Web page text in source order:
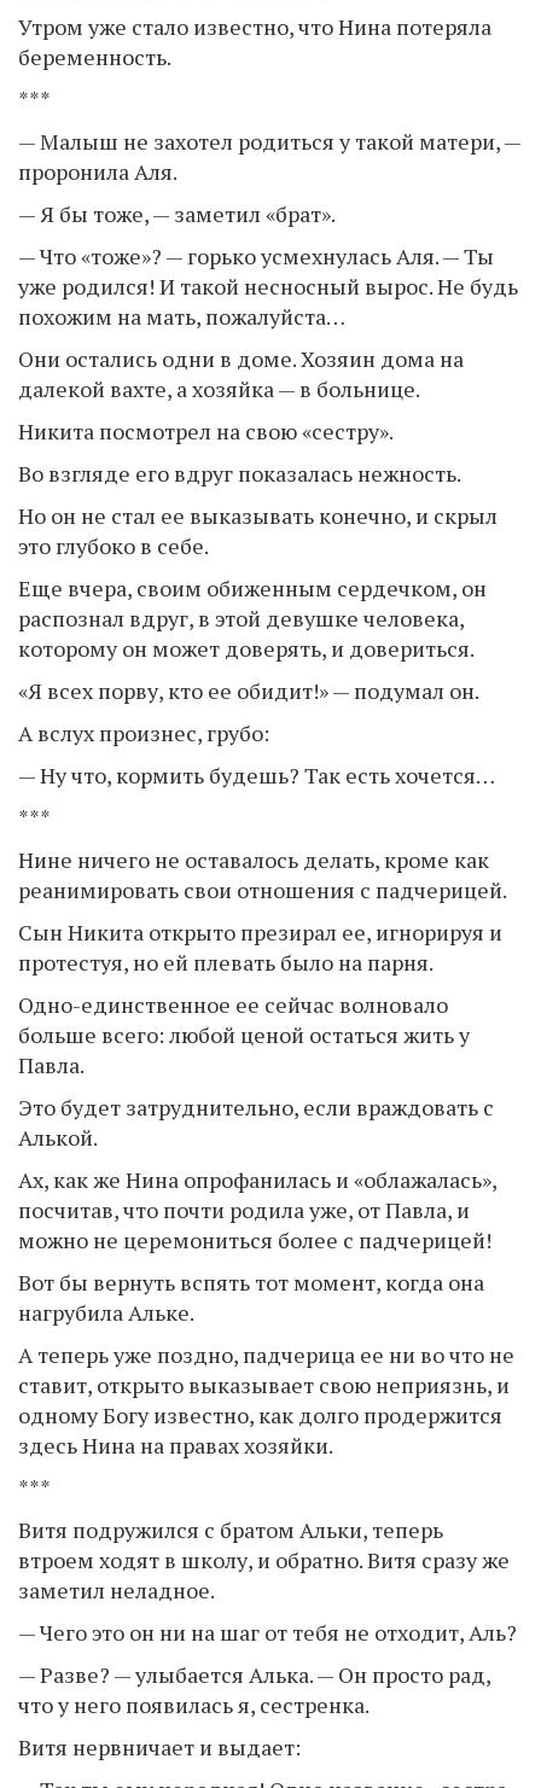
Утром уже стало известно, что Нина потеряла
беременность.
***
— Малыш не захотел родиться у такой матери, —
проронила Аля.
— Я бы тоже, — заметил «брат».
— Что «тоже»? — горько усмехнулась Аля. — Ты
уже родился! И такой несносный вырос. Не будь
похожим на мать, пожалуйста…
Они остались одни в доме. Хозяин дома на
далекой вахте, а хозяйка — в больнице.
Никита посмотрел на свою «сестру».
Во взгляде его вдруг показалась нежность.
Но он не стал ее выказывать конечно, и скрыл
это глубоко в себе.
Еще вчера, своим обиженным сердечком, он
распознал вдруг, в этой девушке человека,
которому он может доверять, и довериться.
«Я всех порву, кто ее обидит!» — подумал он.
А вслух произнес, грубо:
— Ну что, кормить будешь? Так есть хочется…
***
Нине ничего не оставалось делать, кроме как
реанимировать свои отношения с падчерицей.
Сын Никита открыто презирал ее, игнорируя и
протестуя, но ей плевать было на парня.
Одно-единственное ее сейчас волновало
больше всего: любой ценой остаться жить у
Павла.
Это будет затруднительно, если враждовать с
Алькой.
Ах, как же Нина опрофанилась и «облажалась»,
посчитав, что почти родила уже, от Павла, и
можно не церемониться более с падчерицей!
Вот бы вернуть вспять тот момент, когда она
нагрубила Альке.
А теперь уже поздно, падчерица ее ни во что не
ставит, открыто выказывает свою неприязнь, и
одному Богу известно, как долго продержится
здесь Нина на правах хозяйки.
***
Витя подружился с братом Альки, теперь
втроем ходят в школу, и обратно. Витя сразу же
заметил неладное.
— Чего это он ни на шаг от тебя не отходит, Аль?
— Разве? — улыбается Алька. — Он просто рад,
что у него появилась я, сестренка.
Витя нервничает и выдает: